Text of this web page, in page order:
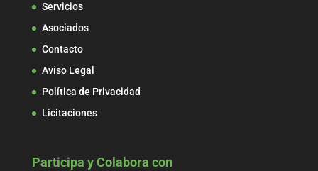
Servicios
Asociados
Contacto
Aviso Legal
Política de Privacidad
Licitaciones
Participa y Colabora con